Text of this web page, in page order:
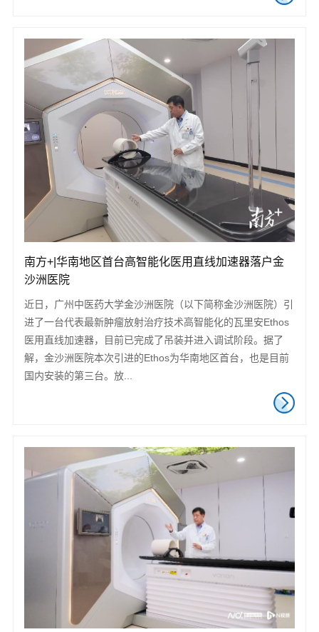
南方+|华南地区首台高智能化医用直线加速器落户金
沙洲医院
近日，广州中医药大学金沙洲医院（以下简称金沙洲医院）引
进了一台代表最新肿瘤放射治疗技术高智能化的瓦里安Ethos
医用直线加速器，目前已完成了吊装并进入调试阶段。据了
解，金沙洲医院本次引进的Ethos为华南地区首台，也是目前
国内安装的第三台。放...